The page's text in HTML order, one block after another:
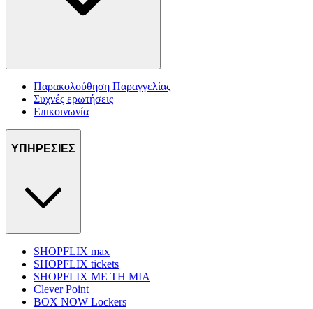
Παρακολούθηση Παραγγελίας
Συχνές ερωτήσεις
Επικοινωνία
ΥΠΗΡΕΣΙΕΣ
SHOPFLIX max
SHOPFLIX tickets
SHOPFLIX ΜΕ ΤΗ ΜΙΑ
Clever Point
BOX NOW Lockers